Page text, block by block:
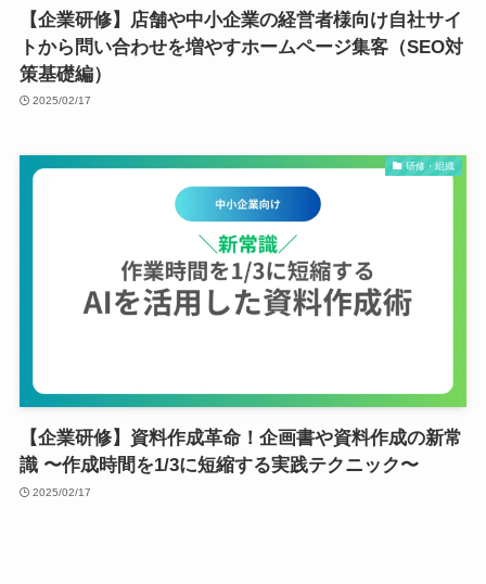
【企業研修】店舗や中小企業の経営者様向け自社サイ
トから問い合わせを増やすホームページ集客（SEO対
策基礎編）
2025/02/17
研修・組織
【企業研修】資料作成革命！企画書や資料作成の新常
識 〜作成時間を1/3に短縮する実践テクニック〜
2025/02/17